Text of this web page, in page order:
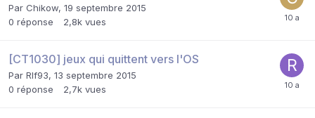
Par Chikow, 19 septembre 2015
0 réponse 2,8k vues
[CT1030] jeux qui quittent vers l'OS
Par Rlf93, 13 septembre 2015
0 réponse 2,7k vues